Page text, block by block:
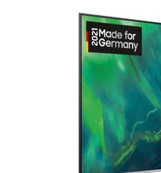
Catégories